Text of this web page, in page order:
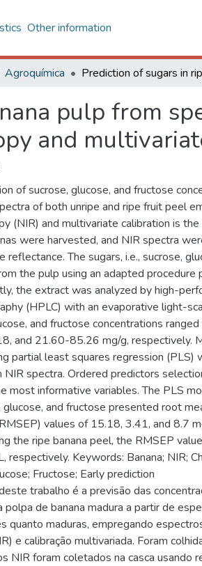
Other information
Agroquímica
pulp from
and
of sucrose, glucose, and fructose
of both unripe and ripe fruit peel
(NIR) and multivariate calibration is
were harvested, and NIR spectra
reflectance. The sugars, i.e., sucrose,
the pulp using an adapted procedure
the extract was analyzed by high-
(HPLC) with an evaporative light-
and fructose concentrations
and 21.60-85.26 mg/g, respectively.
partial least squares regression (PLS)
NIR spectra. Ordered predictors
most informative variables. The PLS
glucose, and fructose presented root
values of 15.18, 3.41, and 8.7
the ripe banana peel, the RMSEP
respectively. Keywords: Banana; NIR;
Fructose; Early prediction
trabalho é a previsão das
polpa de banana madura a partir de
quanto maduras, empregando
e calibração multivariada. Foram
NIR foram coletados na casca usando